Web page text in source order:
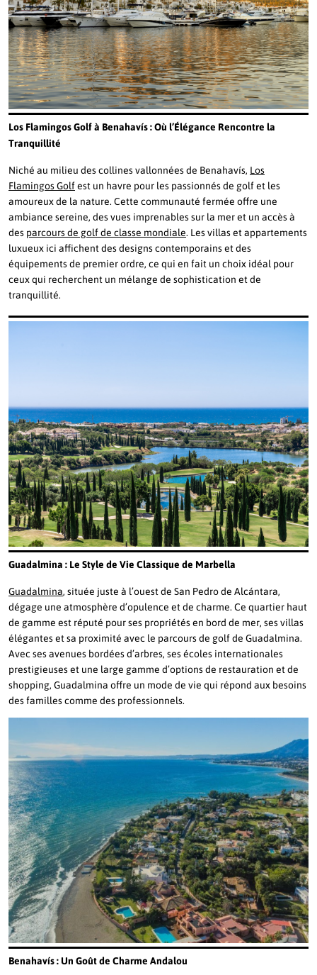
Los Flamingos Golf à Benahavís : Où l’Élégance Rencontre la
Tranquillité
Niché au milieu des collines vallonnées de Benahavís, Los
Flamingos Golfest un havre pour les passionnés de golf et les
amoureux de la nature. Cette communauté fermée offre une
ambiance sereine, des vues imprenables sur la mer et un accès à
des parcours de golf de classe mondiale. Les villas et appartements
luxueux ici affichent des designs contemporains et des
équipements de premier ordre, ce qui en fait un choix idéal pour
ceux qui recherchent un mélange de sophistication et de
tranquillité.
Guadalmina : Le Style de Vie Classique de Marbella
Guadalmina , située juste à l’ouest de San Pedro de Alcántara,
dégage une atmosphère d’opulence et de charme. Ce quartier haut
de gamme est réputé pour ses propriétés en bord de mer, ses villas
élégantes et sa proximité avec le parcours de golf de Guadalmina.
Avec ses avenues bordées d’arbres, ses écoles internationales
prestigieuses et une large gamme d’options de restauration et de
shopping, Guadalmina offre un mode de vie qui répond aux besoins
des familles comme des professionnels.
Benahavís : Un Goût de Charme Andalou